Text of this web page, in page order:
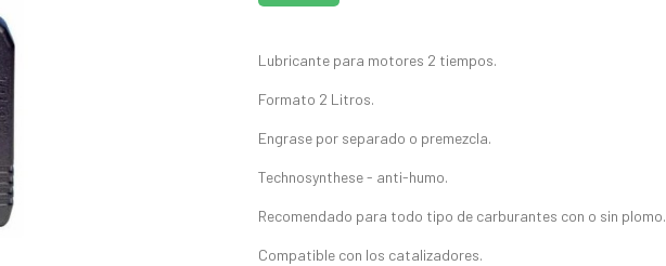
Lubricante para motores 2 tiempos.
Formato 2 Litros.
Engrase por separado o premezcla.
Technosynthese - anti-humo.
Recomendado para todo tipo de carburantes con o sin plomo.
Compatible con los catalizadores.